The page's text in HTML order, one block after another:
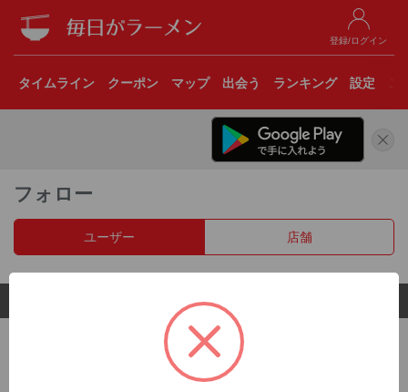
登録/ログイン
タイムライン クーポン マップ 出会う ランキング 設定
フォロー
ユーザー 店舗
© 2017 Clear Inc.